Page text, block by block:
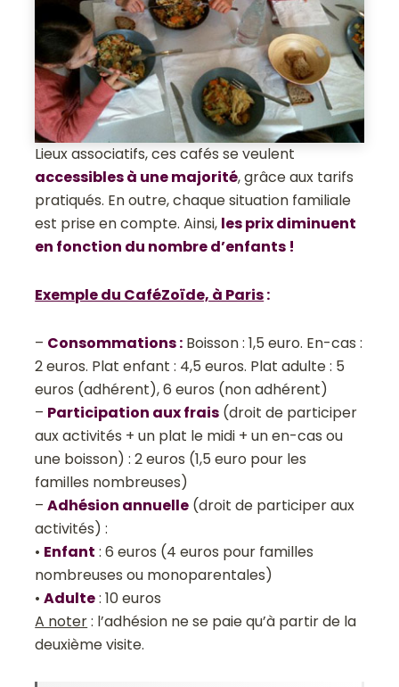
Lieux associatifs, ces cafés se veulent
accessibles à une majorité, grâce aux tarifs
pratiqués. En outre, chaque situation familiale
est prise en compte. Ainsi, les prix diminuent
en fonction du nombre d’enfants !
Exemple du CaféZoïde, à Paris:
– Consommations : Boisson : 1,5 euro. En-cas :
2 euros. Plat enfant : 4,5 euros. Plat adulte : 5
euros (adhérent), 6 euros (non adhérent)
– Participation aux frais (droit de participer
aux activités + un plat le midi + un en-cas ou
une boisson) : 2 euros (1,5 euro pour les
familles nombreuses)
–Adhésion annuelle (droit de participer aux
activités) :
• Enfant : 6 euros (4 euros pour familles
nombreuses ou monoparentales)
•Adulte: 10 euros
A noter: l’adhésion ne se paie qu’à partir de la
deuxième visite.